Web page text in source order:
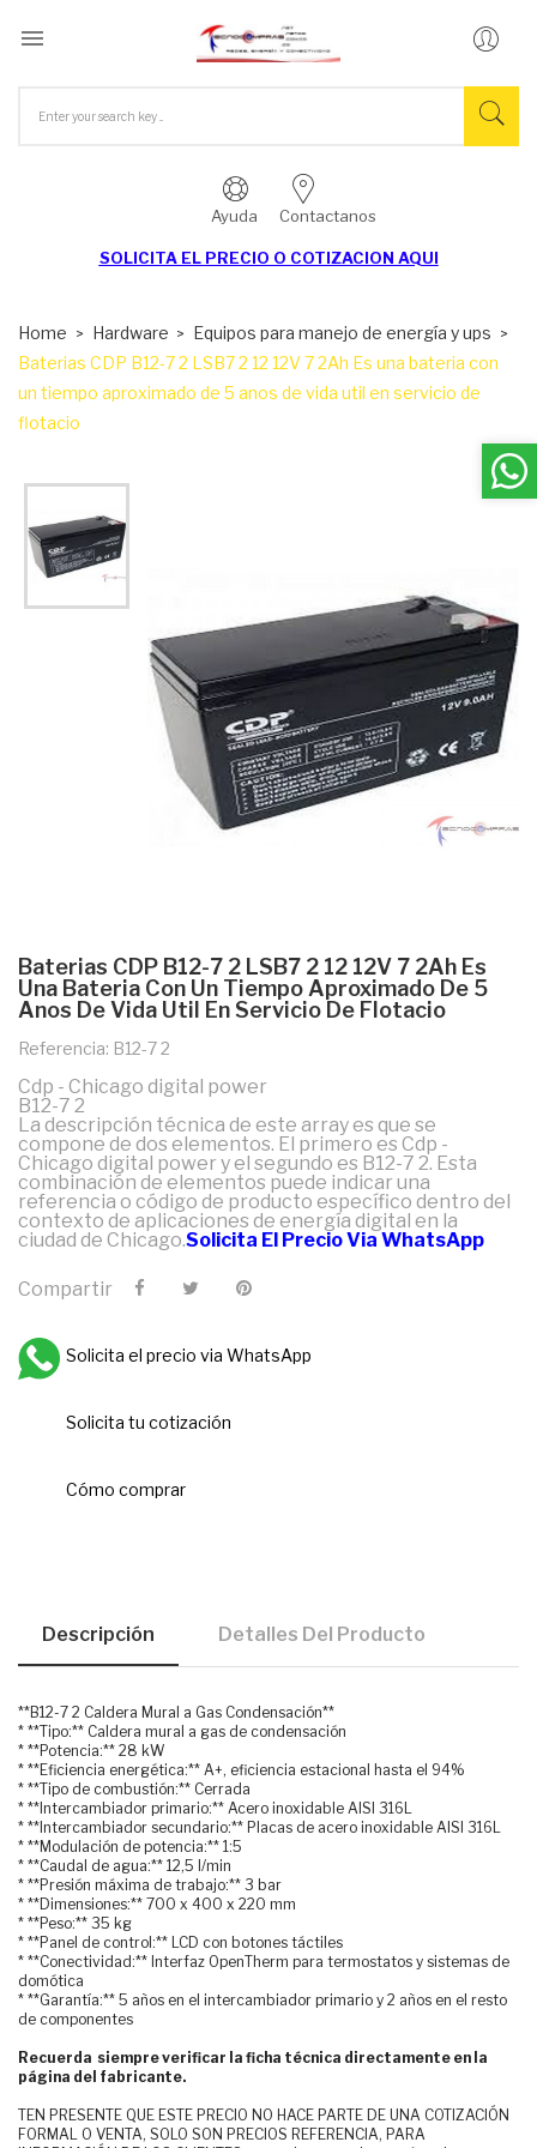

Ayuda Contactanos
SOLICITA EL PRECIO O COTIZACION AQUI
Home Hardware
Equipos para manejo de energía y ups
Baterias CDP B12-7 2 LSB7 2 12 12V 7 2Ah Es una bateria con
un tiempo aproximado de 5 anos de vida util en servicio de
flotacio
Baterias CDP B12-7 2 LSB7 2 12 12V 7 2Ah Es
Una Bateria Con Un Tiempo Aproximado De 5
Anos De Vida Util En Servicio De Flotacio
Referencia: B12-7 2
Cdp - Chicago digital power
B12-7 2
La descripción técnica de este array es que se
compone de dos elementos. El primero es Cdp -
Chicago digital power y el segundo es B12-7 2. Esta
combinación de elementos puede indicar una
referencia o código de producto específico dentro del
contexto de aplicaciones de energía digital en la
ciudad de Chicago.Solicita El Precio Via WhatsApp
Compartir
Solicita el precio via WhatsApp
Solicita tu cotización
Cómo comprar
Descripción Detalles Del Producto
**B12-7 2 Caldera Mural a Gas Condensación**
* **Tipo:** Caldera mural a gas de condensación
* **Potencia:** 28 kW
* **Eficiencia energética:** A+, eficiencia estacional hasta el 94%
* **Tipo de combustión:** Cerrada
* **Intercambiador primario:** Acero inoxidable AISI 316L
* **Intercambiador secundario:** Placas de acero inoxidable AISI 316L
* **Modulación de potencia:** 1:5
* **Caudal de agua:** 12,5 l/min
* **Presión máxima de trabajo:** 3 bar
* **Dimensiones:** 700 x 400 x 220 mm
* **Peso:** 35 kg
* **Panel de control:** LCD con botones táctiles
* **Conectividad:** Interfaz OpenTherm para termostatos y sistemas de
domótica
* **Garantía:** 5 años en el intercambiador primario y 2 años en el resto
de componentes
Recuerda siempre verificar la ficha técnica directamente en la
página del fabricante.
TEN PRESENTE QUE ESTE PRECIO NO HACE PARTE DE UNA COTIZACIÓN
FORMAL O VENTA, SOLO SON PRECIOS REFERENCIA, PARA